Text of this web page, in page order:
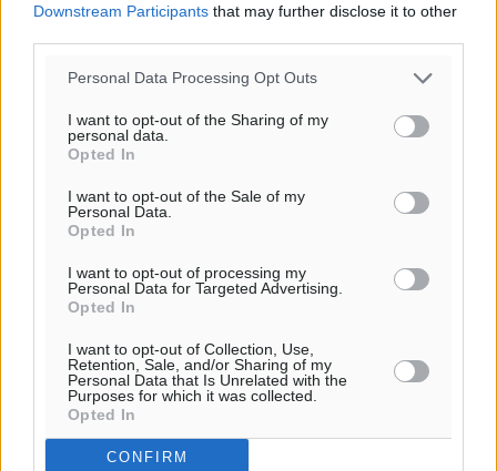
Downstream Participants that may further disclose it to other
Personal Data Processing Opt Outs
I want to opt-out of the Sharing of my
personal data.
Opted In
I want to opt-out of the Sale of my
Personal Data.
Opted In
I want to opt-out of processing my
Personal Data for Targeted Advertising.
Opted In
I want to opt-out of Collection, Use,
Retention, Sale, and/or Sharing of my
Personal Data that Is Unrelated with the
Purposes for which it was collected.
Opted In
CONFIRM
Υπενθύμιση:
ιστοσελίδες είναι απαραίτητη η χρήση του παρακάτω
παρεχόμενου συνδέσμου παραπομπής προς το άρθρο
o καιρός τώρα:
αίθριος καιρός